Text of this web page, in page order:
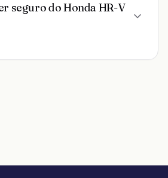
seguro do Honda HR-V